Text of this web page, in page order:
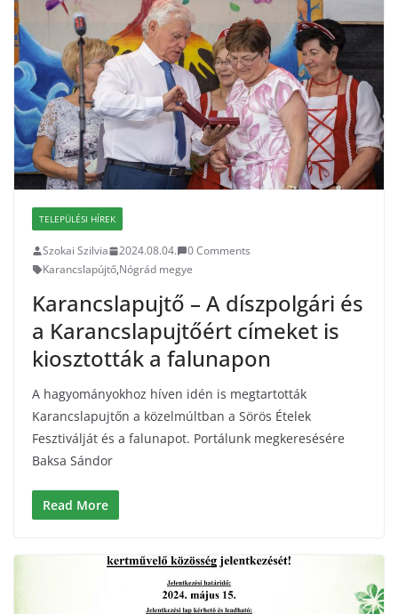
TELEPÜLÉSI HÍREK
Szokai Szilvia 2024.08.04.
0 Comments
Karancslapújtő,Nógrád megye
Karancslapujtő – A díszpolgári és
a Karancslapujtőért címeket is
kiosztották a falunapon
A hagyományokhoz híven idén is megtartották
Karancslapujtőn a közelmúltban a Sörös Ételek
Fesztiválját és a falunapot. Portálunk megkeresésére
Baksa Sándor
Read More